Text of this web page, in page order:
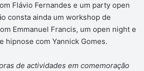
Flávio Fernandes e um party open
consta ainda um workshop de
Emmanuel Francis, um open night e
hipnose com Yannick Gomes.
de actividades em comemoração